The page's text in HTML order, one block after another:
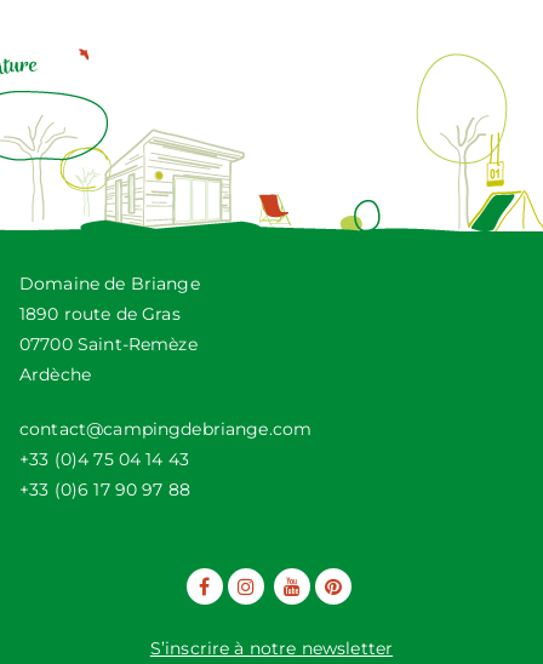
Domaine de Briange
1890 route de Gras
07700 Saint-Remèze
Ardèche
contact@campingdebriange.com
+33 (0)4 75 04 14 43
+33 (0)6 17 90 97 88
S’inscrire à notre newsletter